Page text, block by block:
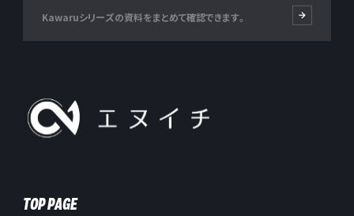
Kawaruシリーズの資料をまとめて確認できます。
TOP PAGE